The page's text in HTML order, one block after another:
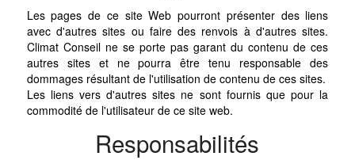
Les pages de ce site Web pourront présenter des liens
avec d'autres sites ou faire des renvois à d'autres sites.
Climat Conseil ne se porte pas garant du contenu de ces
autres sites et ne pourra être tenu responsable des
dommages résultant de l'utilisation de contenu de ces sites.
Les liens vers d'autres sites ne sont fournis que pour la
commodité de l'utilisateur de ce site web.
Responsabilités